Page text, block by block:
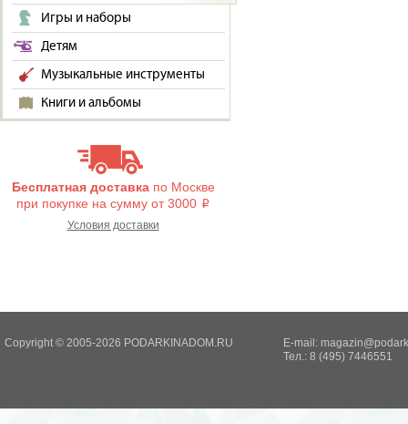
Игры и наборы
Детям
Музыкальные инструменты
Книги и альбомы
Бесплатная доставкапо Москве
при покупке на сумму от 3000 i
Условия доставки
Copyright © 2005-2026 PODARKINADOM.RU E-mail:
Тел.: 8 (495) 7446551